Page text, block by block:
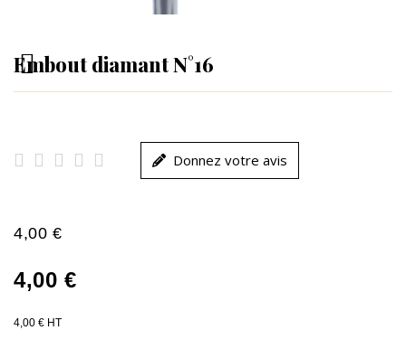
Embout diamant N°16
     Donnez votre avis
4,00 €
4,00 €
4,00 € HT